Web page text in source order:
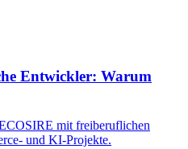
Entwickler: Warum
mit freiberuflichen
und KI-Projekte.